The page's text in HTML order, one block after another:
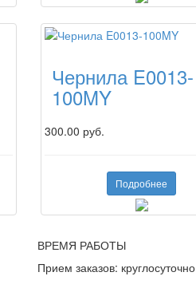
Чернила E0013-
100MY
300.00 руб.
Подробнее
ВРЕМЯ РАБОТЫ
Прием заказов: круглосуточно